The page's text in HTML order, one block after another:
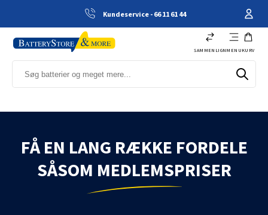
Kundeservice - 66 11 61 44
SAMMENLIGN MENU KURV
FÅ EN LANG RÆKKE FORDELE
SÅSOM MEDLEMSPRISER